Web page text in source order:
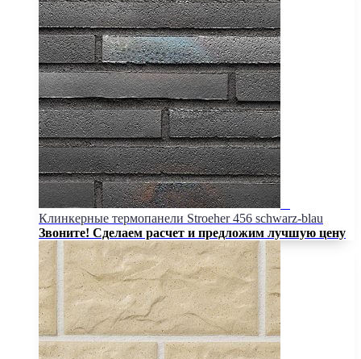
Клинкерные термопанели Stroeher 456 schwarz-blau
Звоните! Сделаем расчет и предложим лучшую цену